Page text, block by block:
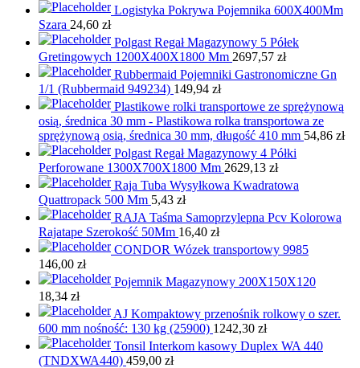
Logistyka Pokrywa Pojemnika 600X400Mm
Szara 24,60 zł
Polgast Regał Magazynowy 5 Półek
Gretingowych 1200X400X1800 Mm 2697,57 zł
Rubbermaid Pojemniki Gastronomiczne Gn
1/1 (Rubbermaid 949234) 149,94 zł
Plastikowe rolki transportowe ze sprężynową
osią, średnica 30 mm - Plastikowa rolka transportowa ze
sprężynową osią, średnica 30 mm, długość 410 mm 54,86 zł
Polgast Regał Magazynowy 4 Półki
Perforowane 1300X700X1800 Mm 2629,13 zł
Raja Tuba Wysyłkowa Kwadratowa
Quattropack 500 Mm 5,43 zł
RAJA Taśma Samoprzylepna Pcv Kolorowa
Rajatape Szerokość 50Mm 16,40 zł
CONDOR Wózek transportowy 9985
146,00 zł
Pojemnik Magazynowy 200X150X120
18,34 zł
AJ Kompaktowy przenośnik rolkowy o szer.
600 mm nośność: 130 kg (25900) 1242,30 zł
Tonsil Interkom kasowy Duplex WA 440
(TNDXWA440) 459,00 zł